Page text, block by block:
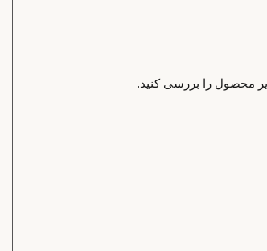
محصول را بررسی کنید.